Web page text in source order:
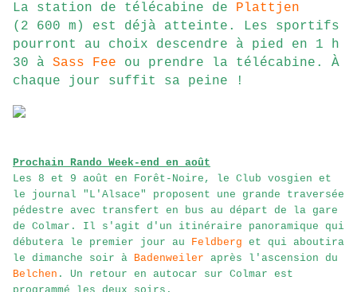
La station de télécabine de Plattjen
(2 600 m) est déjà atteinte. Les sportifs
pourront au choix descendre à pied en 1 h
30 à Sass Fee ou prendre la télécabine. À
chaque jour suffit sa peine !
Prochain Rando Week-end en août
Les 8 et 9 août en Forêt-Noire, le Club vosgien et
le journal "L'Alsace" proposent une grande traversée
pédestre avec transfert en bus au départ de la gare
de Colmar. Il s'agit d'un itinéraire panoramique qui
débutera le premier jour au Feldberg et qui aboutira
le dimanche soir à Badenweiler après l'ascension du
Belchen . Un retour en autocar sur Colmar est